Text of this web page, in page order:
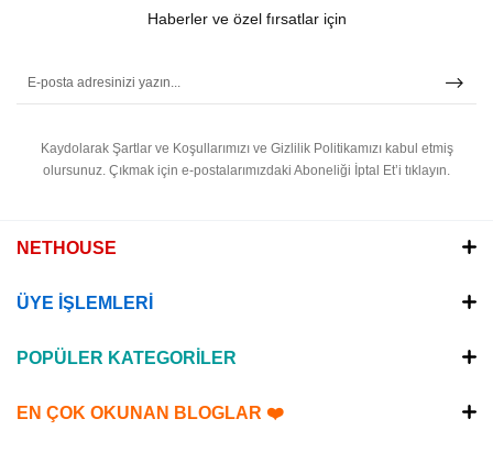
Haberler ve özel fırsatlar için
Kaydolarak Şartlar ve Koşullarımızı ve Gizlilik Politikamızı kabul etmiş
olursunuz. Çıkmak için e-postalarımızdaki Aboneliği İptal Et’i tıklayın.
NETHOUSE
ÜYE İŞLEMLERİ
POPÜLER KATEGORİLER
EN ÇOK OKUNAN BLOGLAR ❤️